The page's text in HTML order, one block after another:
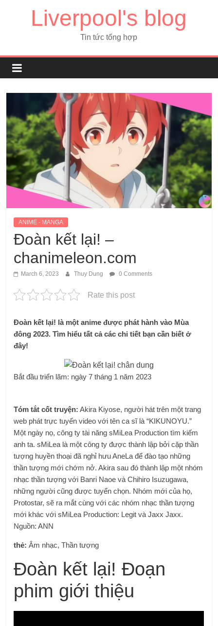
Liverpool's blog
Tin tức tổng hợp
ANIME - MANGA
Đoàn kết lại! –
chanimeleon.com
March 6, 2023 Thuy Dung 0 Comments
Rate this post
Đoàn kết lại! là một anime được phát hành vào Mùa
đông 2023. Tìm hiểu tất cả các chi tiết bạn cần biết ở
đây!
Bắt đầu triển lãm: ngày 7 tháng 1 năm 2023
Tóm tắt cốt truyện: Akira Kiyose, người hát trên một trang
web phát trực tuyến video với tên ca sĩ là “KIKUNOYU.”
Một ngày nọ, công ty tài năng sMiLea Production tìm kiếm
anh ta. sMiLea là một công ty được thành lập bởi cặp thần
tượng huyền thoại đã nghỉ hưu AneLa để đào tạo những
thần tượng mới chớm nở. Akira sau đó thành lập một nhóm
nhạc thần tượng với Banri Naoe và Chihiro Isuzugawa,
những người cũng được tuyển chọn. Nhóm mới của họ,
Protostar, sẽ ra mắt cùng với các nhóm nhạc thần tượng
mới khác với sMiLea Production: Legit và Jaxx Jaxx.
Nguồn: ANN
thẻ: Âm nhạc, Thần tượng
Đoàn kết lại! Đoạn
phim giới thiệu